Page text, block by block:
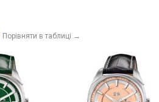
Порівняти в таблиці →